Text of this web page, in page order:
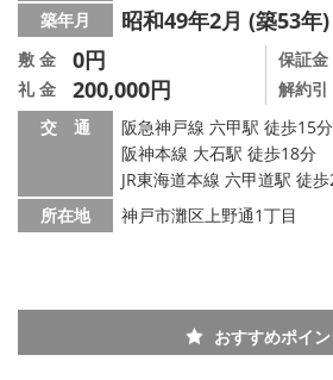
築年月 昭和49年2月 (築53年)
敷 金 0円
礼 金 200,000円
保証金
解約引
交 通
阪急神戸線 六甲駅 徒歩15分
阪神本線 大石駅 徒歩18分
JR東海道本線 六甲道駅 徒
所在地
神戸市灘区上野通1丁目
おすすめポイン